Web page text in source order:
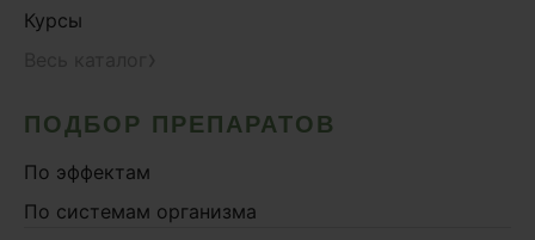
Курсы
ПОДБОР ПРЕПАРАТОВ
По эффектам
По системам организма